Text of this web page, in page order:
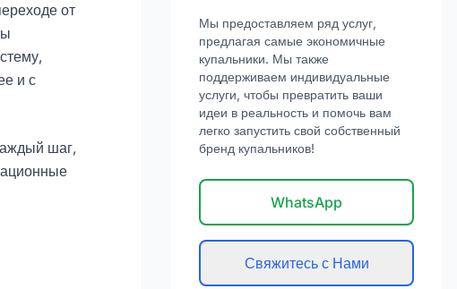
от
и с
шаг,
Мы предоставляем ряд услуг,
предлагая самые экономичные
купальники. Мы также
поддерживаем индивидуальные
услуги, чтобы превратить ваши
идеи в реальность и помочь вам
легко запустить свой собственный
бренд купальников!
WhatsApp
Свяжитесь с Нами